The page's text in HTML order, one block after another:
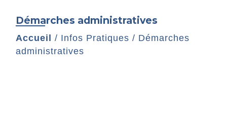
Démarches administratives
Accueil / Infos Pratiques / Démarches
administratives